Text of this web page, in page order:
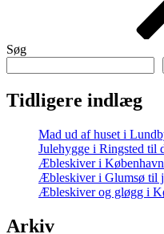
Søg
Tidligere indlæg
Mad ud af huset i
Julehygge i Ringsted til
Æbleskiver i
Æbleskiver i Glumsø til
Æbleskiver og gløgg i
Arkiv